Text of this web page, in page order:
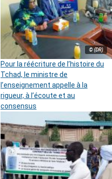
© (DR)
Pour la réécriture de l’histoire du
Tchad, le ministre de
l’enseignement appelle à la
rigueur, à l’écoute et au
consensus